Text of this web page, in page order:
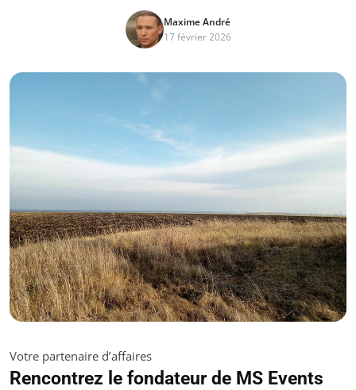
Maxime André
17 février 2026
Votre partenaire d’affaires
Rencontrez le fondateur de MS Events